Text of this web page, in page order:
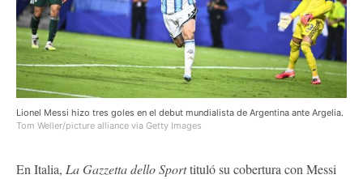
Lionel Messi hizo tres goles en el debut mundialista de Argentina ante Argelia.
Tom Weller/picture alliance via Getty Images
En Italia, La Gazzetta dello Sporttituló su cobertura con Messi